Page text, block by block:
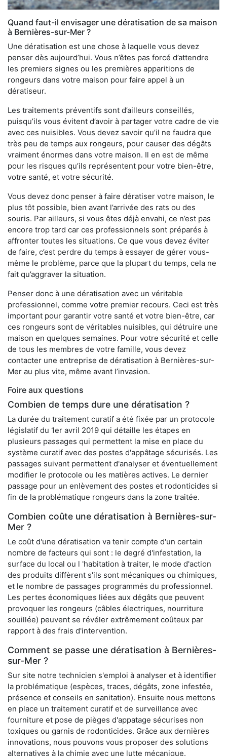
Quand faut-il envisager une dératisation de sa maison
à Bernières-sur-Mer ?
Une dératisation est une chose à laquelle vous devez
penser dès aujourd’hui. Vous n’êtes pas forcé d’attendre
les premiers signes ou les premières apparitions de
rongeurs dans votre maison pour faire appel à un
dératiseur.
Les traitements préventifs sont d’ailleurs conseillés,
puisqu’ils vous évitent d’avoir à partager votre cadre de vie
avec ces nuisibles. Vous devez savoir qu’il ne faudra que
très peu de temps aux rongeurs, pour causer des dégâts
vraiment énormes dans votre maison. Il en est de même
pour les risques qu’ils représentent pour votre bien-être,
votre santé, et votre sécurité.
Vous devez donc penser à faire dératiser votre maison, le
plus tôt possible, bien avant l’arrivée des rats ou des
souris. Par ailleurs, si vous êtes déjà envahi, ce n’est pas
encore trop tard car ces professionnels sont préparés à
affronter toutes les situations. Ce que vous devez éviter
de faire, c’est perdre du temps à essayer de gérer vous-
même le problème, parce que la plupart du temps, cela ne
fait qu’aggraver la situation.
Penser donc à une dératisation avec un véritable
professionnel, comme votre premier recours. Ceci est très
important pour garantir votre santé et votre bien-être, car
ces rongeurs sont de véritables nuisibles, qui détruire une
maison en quelques semaines. Pour votre sécurité et celle
de tous les membres de votre famille, vous devez
contacter une entreprise de dératisation à Bernières-sur-
Mer au plus vite, même avant l’invasion.
Foire aux questions
Combien de temps dure une dératisation ?
La durée du traitement curatif a été fixée par un protocole
législatif du 1er avril 2019 qui détaille les étapes en
plusieurs passages qui permettent la mise en place du
système curatif avec des postes d'appâtage sécurisés. Les
passages suivant permettent d'analyser et éventuellement
modifier le protocole ou les matières actives. Le dernier
passage pour un enlèvement des postes et rodonticides si
fin de la problématique rongeurs dans la zone traitée.
Combien coûte une dératisation à Bernières-sur-
Mer ?
Le coût d'une dératisation va tenir compte d'un certain
nombre de facteurs qui sont : le degré d'infestation, la
surface du local ou l 'habitation à traiter, le mode d'action
des produits diffèrent s'ils sont mécaniques ou chimiques,
et le nombre de passages programmés du professionnel.
Les pertes économiques liées aux dégâts que peuvent
provoquer les rongeurs (câbles électriques, nourriture
souillée) peuvent se révéler extrêmement coûteux par
rapport à des frais d'intervention.
Comment se passe une dératisation à Bernières-
sur-Mer ?
Sur site notre technicien s'emploi à analyser et à identifier
la problématique (espèces, traces, dégâts, zone infestée,
présence et conseils en sanitation). Ensuite nous mettons
en place un traitement curatif et de surveillance avec
fourniture et pose de pièges d'appatage sécurises non
toxiques ou garnis de rodonticides. Grâce aux dernières
innovations, nous pouvons vous proposer des solutions
alternatives à la chimie avec une lutte mécanique.